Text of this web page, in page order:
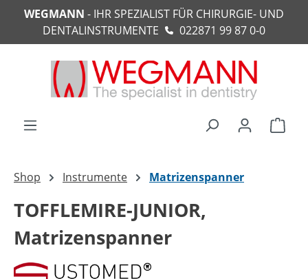
springen
WEGMANN - IHR SPEZIALIST FÜR CHIRURGIE- UND
DENTALINSTRUMENTE
022871 99 87 0-0
Shop Instrumente Matrizenspanner
TOFFLEMIRE-JUNIOR,
Matrizenspanner